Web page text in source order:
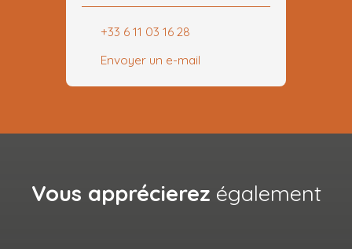
+33 6 11 03 16 28
Envoyer un e-mail
Vous apprécierez également